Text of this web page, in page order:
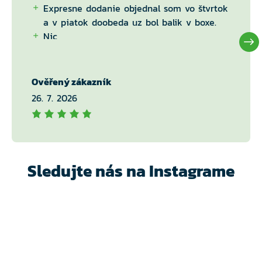
Expresne dodanie objednal som vo štvrtok
a v piatok doobeda uz bol balik v boxe.
Nic
Ověřený zákazník
26. 7. 2026
Sledujte nás na Instagrame